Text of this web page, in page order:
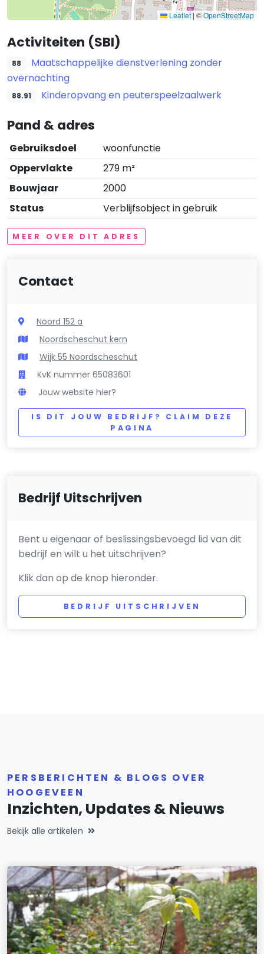
Leaflet| ©OpenStreetMap
Activiteiten (SBI)
88
Maatschappelijke dienstverlening zonder
overnachting
88.91 Kinderopvang en peuterspeelzaalwerk
Pand & adres
Gebruiksdoel
woonfunctie
Oppervlakte
279 m²
Bouwjaar
2000
Status
Verblijfsobject in gebruik
MEER OVER DIT ADRES
Contact
Noord 152 a
Noordscheschut kern
Wijk 55 Noordscheschut
KvK nummer 65083601
Jouw website hier?
IS DIT JOUW BEDRIJF? CLAIM DEZE
PAGINA
Bedrijf Uitschrijven
Bent u eigenaar of beslissingsbevoegd lid van dit
bedrijf en wilt u het uitschrijven?
Klik dan op de knop hieronder.
BEDRIJF UITSCHRIJVEN
PERSBERICHTEN & BLOGS OVER
HOOGEVEEN
Inzichten, Updates & Nieuws
Bekijk alle artikelen